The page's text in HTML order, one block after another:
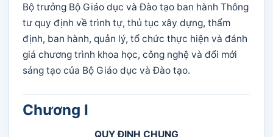
Bộ trưởng Bộ Giáo dục và Đào tạo ban hành Thông
tư quy định về trình tự, thủ tục xây dựng, thẩm
định, ban hành, quản lý, tổ chức thực hiện và đánh
giá chương trình khoa học, công nghệ và đổi mới
sáng tạo của Bộ Giáo dục và Đào tạo.
Chương I
QUY ĐỊNH CHUNG